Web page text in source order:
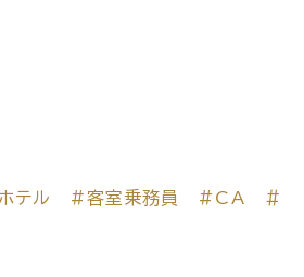
テル #客室乗務員 #CA
＃